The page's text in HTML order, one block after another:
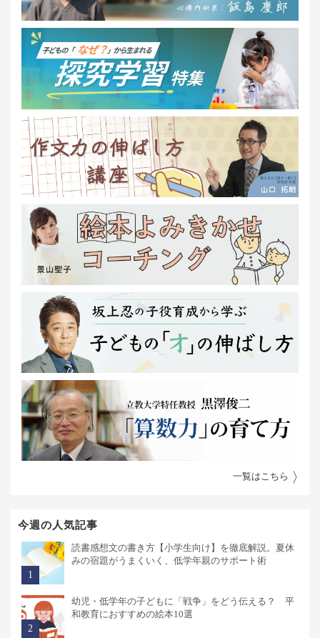
一覧はこちら
今週の人気記事
読書感想文の書き方【小学生向け】を徹底解説。夏休
みの宿題がうまくいく、低学年親のサポート術
幼児・低学年の子どもに「戦争」をどう伝える？ 平
和教育におすすめの絵本10選